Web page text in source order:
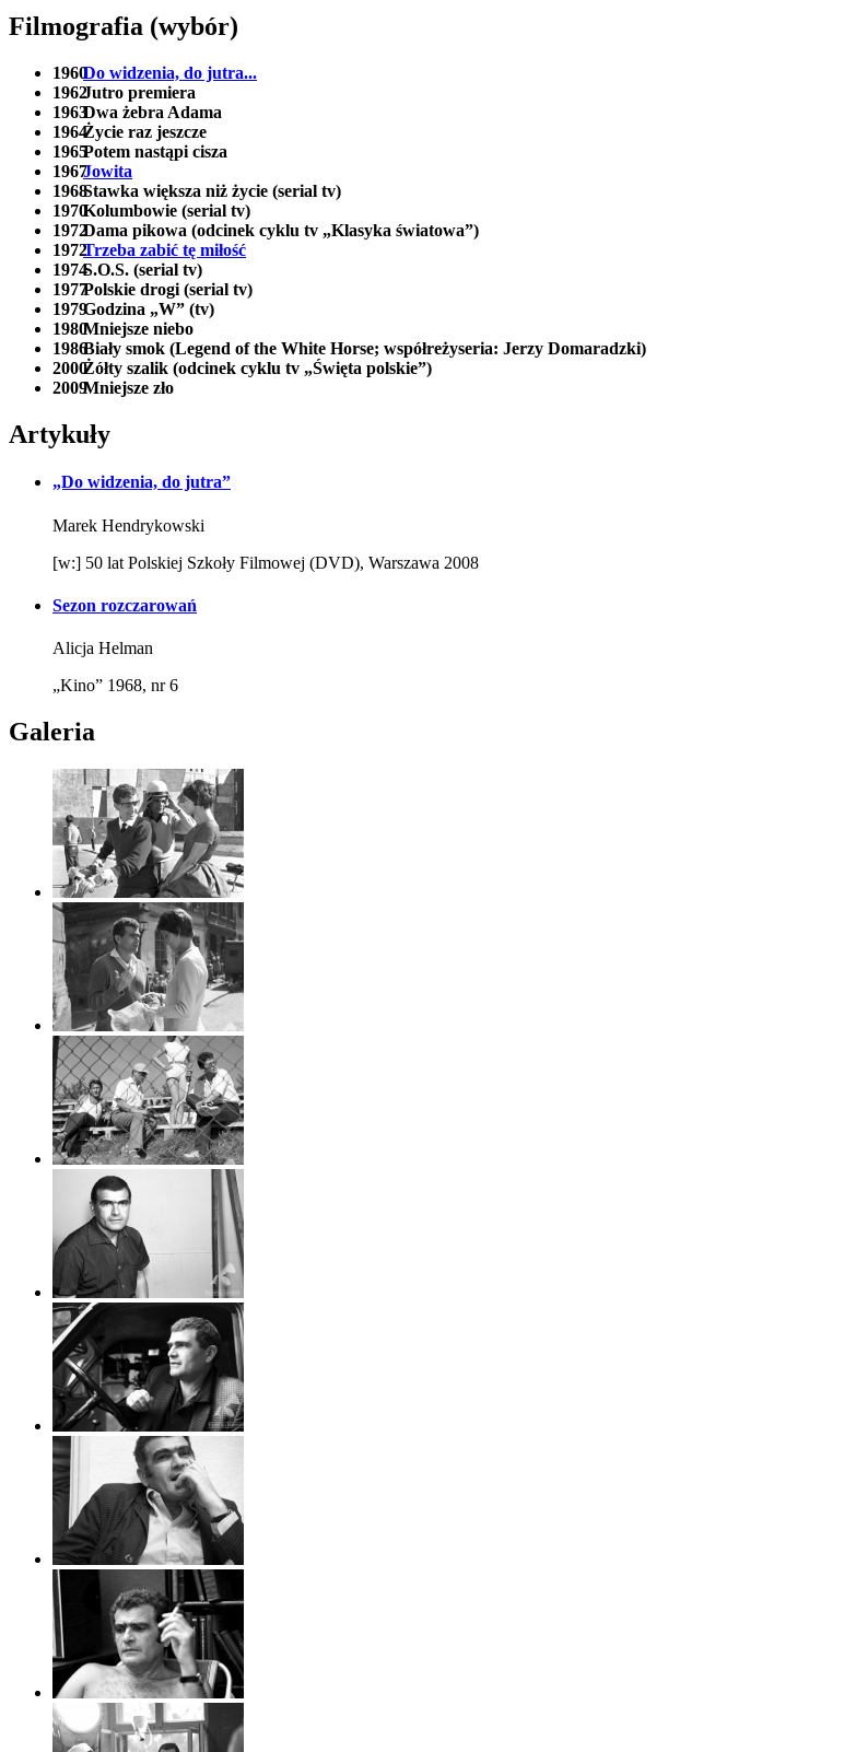
Filmografia (wybór)
1960Do widzenia, do jutra...
1962Jutro premiera
1963Dwa żebra Adama
1964Życie raz jeszcze
1965Potem nastąpi cisza
1967Jowita
1968Stawka większa niż życie (serial tv)
1970Kolumbowie (serial tv)
1972Dama pikowa (odcinek cyklu tv „Klasyka światowa”)
1972Trzeba zabić tę miłość
1974S.O.S. (serial tv)
1977Polskie drogi (serial tv)
1979Godzina „W” (tv)
1980Mniejsze niebo
1986Biały smok (Legend of the White Horse; współreżyseria: Jerzy Domaradzki)
2000Żółty szalik (odcinek cyklu tv „Święta polskie”)
2009Mniejsze zło
Artykuły
„Do widzenia, do jutra”
Marek Hendrykowski
[w:] 50 lat Polskiej Szkoły Filmowej (DVD), Warszawa 2008
Sezon rozczarowań
Alicja Helman
„Kino” 1968, nr 6
Galeria